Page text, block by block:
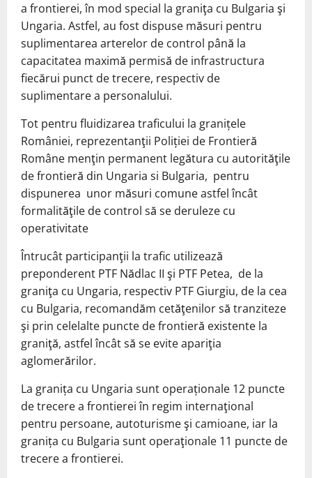
a frontierei, în mod special la graniţa cu Bulgaria şi
Ungaria. Astfel, au fost dispuse măsuri pentru
suplimentarea arterelor de control până la
capacitatea maximă permisă de infrastructura
fiecărui punct de trecere, respectiv de
suplimentare a personalului.
Tot pentru fluidizarea traficului la granițele
României, reprezentanţii Poliției de Frontieră
Române menţin permanent legătura cu autorităţile
de frontieră din Ungaria si Bulgaria, pentru
dispunerea unor măsuri comune astfel încât
formalităţile de control să se deruleze cu
operativitate
Întrucât participanţii la trafic utilizează
preponderent PTF Nădlac II şi PTF Petea, de la
graniţa cu Ungaria, respectiv PTF Giurgiu, de la cea
cu Bulgaria, recomandăm cetăţenilor să tranziteze
şi prin celelalte puncte de frontieră existente la
graniţă, astfel încât să se evite apariţia
aglomerărilor.
La granița cu Ungaria sunt operaționale 12 puncte
de trecere a frontierei în regim internaţional
pentru persoane, autoturisme şi camioane, iar la
granița cu Bulgaria sunt operaţionale 11 puncte de
trecere a frontierei.